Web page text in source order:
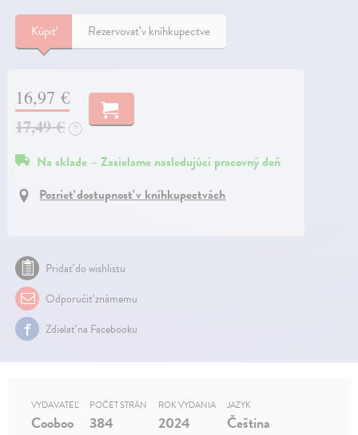
Kúpiť Rezervovať v kníhkupectve
16,97 €
17,49 € ?
Na sklade – Zasielame nasledujúci pracovný deň
Pozrieť dostupnosť v kníhkupectvách
Pridať do wishlistu
Odporučiť známemu
Zdielať na Facebooku
VYDAVATEĽ
Cooboo
POČET STRÁN
384
ROK VYDANIA
2024
JAZYK
Čeština